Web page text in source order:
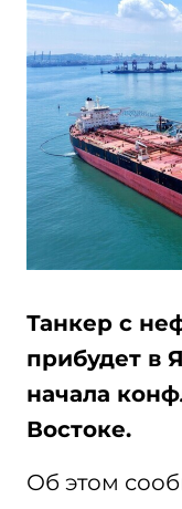
Танкер с
прибудет в
начала
Востоке.
Об этом